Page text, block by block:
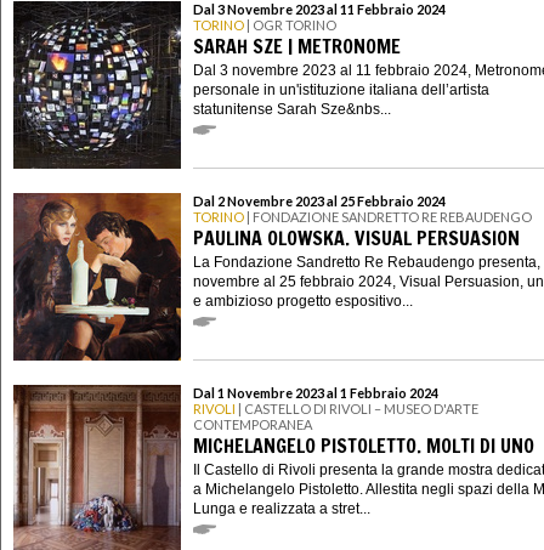
Dal 3 Novembre 2023 al 11 Febbraio 2024
TORINO | OGR TORINO
SARAH SZE | METRONOME
Dal 3 novembre 2023 al 11 febbraio 2024,
personale in un'istituzione italiana dell’artista
statunitense Sarah Sze&nbs...
Dal 2 Novembre 2023 al 25 Febbraio 2024
TORINO | FONDAZIONE SANDRETTO RE REBAUDENGO
PAULINA OLOWSKA. VISUAL PERSUASION
La Fondazione Sandretto Re Rebaudengo presenta,
novembre al 25 febbraio 2024, Visual Persuasion,
e ambizioso progetto espositivo...
Dal 1 Novembre 2023 al 1 Febbraio 2024
RIVOLI | CASTELLO DI RIVOLI – MUSEO D'ARTE
CONTEMPORANEA
MICHELANGELO PISTOLETTO. MOLTI DI UNO
Il Castello di Rivoli presenta la grande mostra
a Michelangelo Pistoletto. Allestita negli spazi della
Lunga e realizzata a stret...